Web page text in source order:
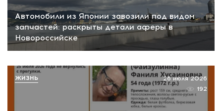
Автомобили из Японии завозили под видом
запчастей: раскрыты детали аферы в
Новороссийске
26 июля 2026
192
ЖИЗНЬ